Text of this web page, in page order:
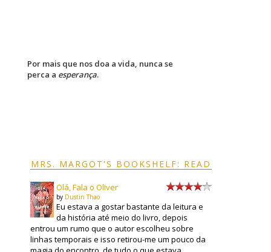
Por mais que nos doa a vida, nunca se
perca a esperança.
MRS. MARGOT'S BOOKSHELF: READ
Olá, Fala o Oliver
by Dustin Thao
Eu estava a gostar bastante da leitura e
da história até meio do livro, depois
entrou um rumo que o autor escolheu sobre
linhas temporais e isso retirou-me um pouco da